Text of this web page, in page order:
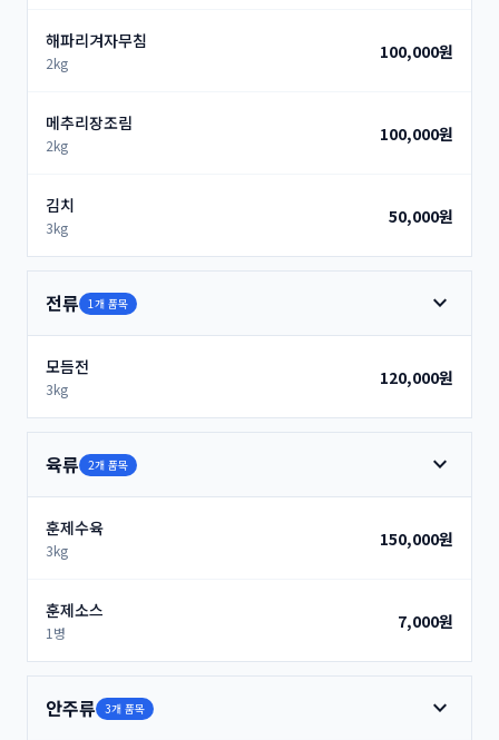
해파리겨자무침
2kg
100,000원
메추리장조림
2kg
100,000원
김치
3kg
50,000원
전류 1개 품목 expand_more
모듬전
3kg
120,000원
육류 2개 품목 expand_more
훈제수육
3kg
150,000원
훈제소스
1병
7,000원
안주류 3개 품목 expand_more